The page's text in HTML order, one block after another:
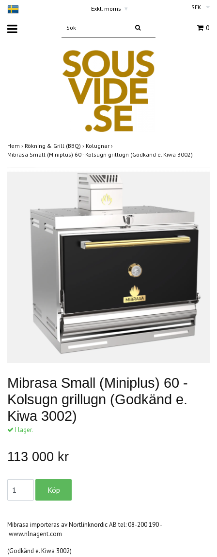
Exkl. moms ▾ SEK
0
Hem › Rökning & Grill (BBQ) › Kolugnar ›
Mibrasa Small (Miniplus) 60 - Kolsugn grillugn (Godkänd e. Kiwa 3002)
Mibrasa Small (Miniplus) 60 -
Kolsugn grillugn (Godkänd e.
Kiwa 3002)
I lager.
113 000 kr
Mibrasa importeras av Nortlinknordic AB tel: 08-200 190 -
www.nlnagent.com
(Godkänd e. Kiwa 3002)